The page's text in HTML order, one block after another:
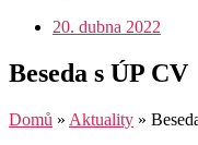
20. dubna 2022
Beseda s ÚP CV
Domů » Aktuality »